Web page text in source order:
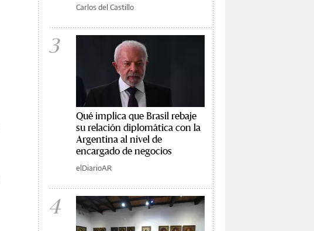
Carlos del Castillo
3
Qué implica que Brasil rebaje
su relación diplomática con la
Argentina al nivel de
encargado de negocios
elDiarioAR
4